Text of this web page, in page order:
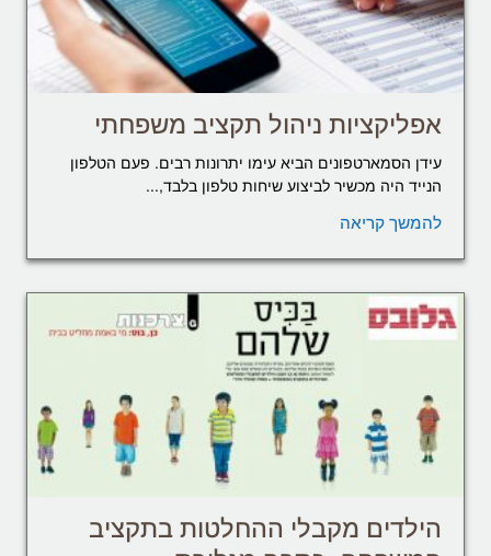
אפליקציות ניהול תקציב משפחתי
עידן הסמארטפונים הביא עימו יתרונות רבים. פעם הטלפון
הנייד היה מכשיר לביצוע שיחות טלפון בלבד,...
להמשך קריאה
הילדים מקבלי ההחלטות בתקציב